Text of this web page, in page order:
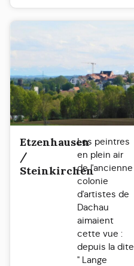
Etzenhausen
/
Steinkirchen
Les peintres
en plein air
de l'ancienne
colonie
d'artistes de
Dachau
aimaient
cette vue :
depuis la dite
" Lange